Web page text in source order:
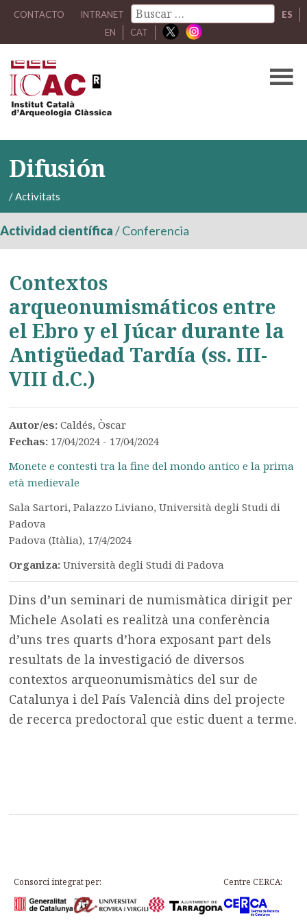
CONTACTO INTRANET
ES
EN
CAT
Difusión
/Activitats
Actividad científica/Conferencia
Contextos
arqueonumismáticos entre
el Ebro y el Júcar durante la
Antigüedad Tardía (ss. III-
VIII d.C.)
Autor/es:Caldés, Òscar
Fechas: 17/04/2024 - 17/04/2024
Monete e contesti tra la fine del mondo antico e la prima
età medievale
Sala Sartori, Palazzo Liviano, Università degli Studi di
Padova
Padova (Itàlia), 17/4/2024
Organiza:Università degli Studi di Padova
Dins d’un seminari de numismàtica dirigit per
Michele Asolati es realitzà una conferència
d’uns tres quarts d’hora exposant part dels
resultats de la investigació de diversos
contextos arqueonumismàtics del sur de
Catalunya i del País Valencià dins del projecte
de recerca predoctoral que estic duent a terme.
Consorci integrat per: Centre CERCA: